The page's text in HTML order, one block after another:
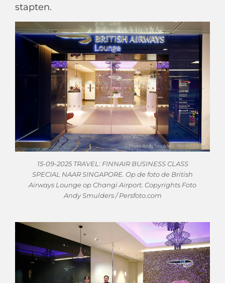
stapten.
15-09-2025 TRAVEL: FINNAIR BUSINESS CLASS
SPECIAL NAAR SINGAPORE. Op de foto de British
Airways Lounge op Changi Airport. Copyrights Foto
Andy Smulders / Persfoto.com